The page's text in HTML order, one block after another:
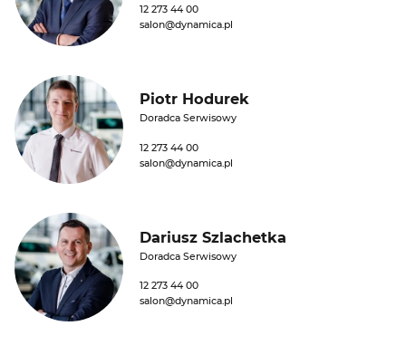
12 273 44 00
salon@dynamica.pl
Piotr Hodurek
Doradca Serwisowy
12 273 44 00
salon@dynamica.pl
Dariusz Szlachetka
Doradca Serwisowy
12 273 44 00
salon@dynamica.pl